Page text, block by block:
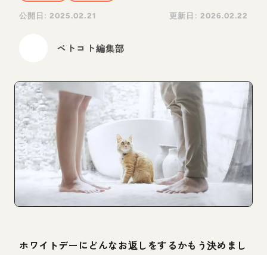
公開日:2025.02.21 更新日: 2026.02.22
ペトコト編集部
ホワイトデーにどんなお返しをするかもう決めまし